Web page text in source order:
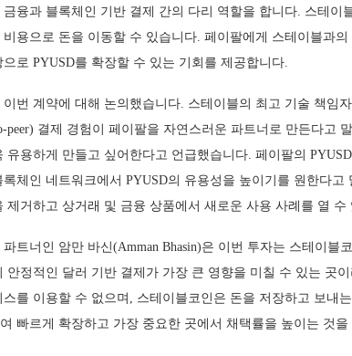
융과 블록체인 기반 결제 간의 다리 역할을 합니다. 스테이
비용으로 돈을 이동할 수 있습니다. 페이팔에게 스테이블과
로 PYUSD를 확장할 수 있는 기회를 제공합니다.
번 계약에 대해 논의했습니다. 스테이블의 최고 기술 책임
peer) 결제 경험이 페이팔을 자연스러운 파트너로 만든다고
유용하게 만들고 싶어한다고 언급했습니다. 페이팔의
체인 네트워크에서 PYUSD의 유용성을 높이기를 원한다고
제거하고 상거래 및 금융 상품에서 새로운 사용 사례를 열 수
트너인 암만 바신(Amman Bhasin)은 이번 투자는 스테이블
안정적인 달러 기반 결제가 가장 큰 영향을 미칠 수 있는 곳
스를 이용할 수 없으며, 스테이블코인은 돈을 저장하고 보내
빠르게 확장하고 가장 중요한 곳에서 채택률을 높이는 것을